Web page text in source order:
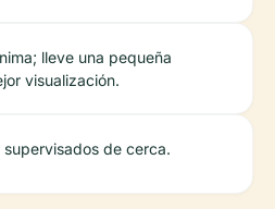
lleve una pequeña
visualización.
de cerca.